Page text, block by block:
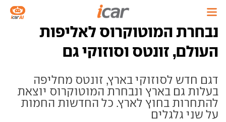
נבחרת המוטוקרוס לאליפות
העולם, זונטס וסוזוקי גם
דגם חדש לסוזוקי בארץ, זונטס מחליפה
בעלות גם בארץ ונבחרת המוטוקרוס יוצאת
להתחרות בחוץ לארץ. כל החדשות החמות
על שני גלגלים